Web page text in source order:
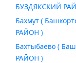
БУЗДЯКСКИЙ
Бахмут (
РАЙОН )
Бахтыбаево (
РАЙОН )